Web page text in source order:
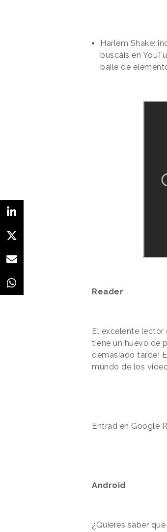
Harlem Shake:
buscáis en
baile de
Reader
El excelente lector
tiene un huevo de
demasiado tarde!
mundo de los
Entrad en Google
Android
¿Quieres saber